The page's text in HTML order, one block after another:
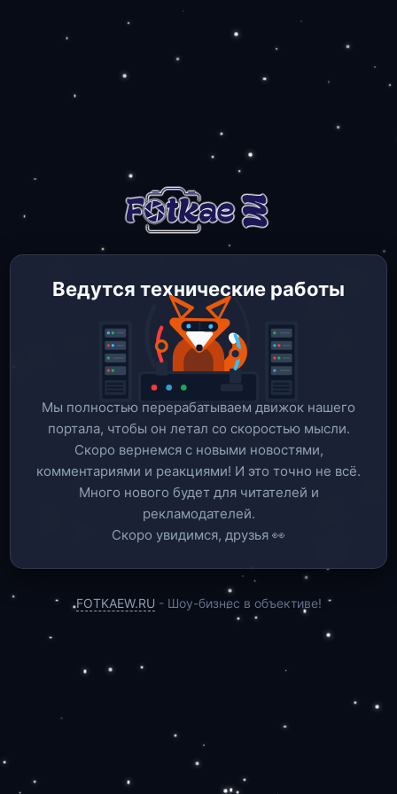
Ведутся технические работы
Мы полностью перерабатываем движок нашего
портала, чтобы он летал со скоростью мысли.
Скоро вернемся c новыми новостями,
комментариями и реакциями! И это точно не всё.
Много нового будет для читателей и
рекламодателей.
Скоро увидимся, друзья 👀
FOTKAEW.RU - Шоу-бизнес в объективе!